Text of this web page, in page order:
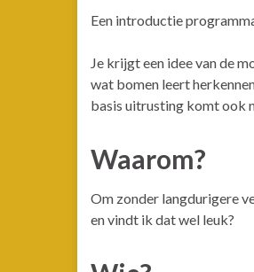
Een introductie
Je krijgt een idee van de
wat bomen leert
basis uitrusting komt ook
Waarom?
Om zonder langdurigere
en vindt ik dat wel leuk?